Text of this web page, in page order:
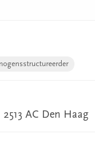
2513 AC Den Haag